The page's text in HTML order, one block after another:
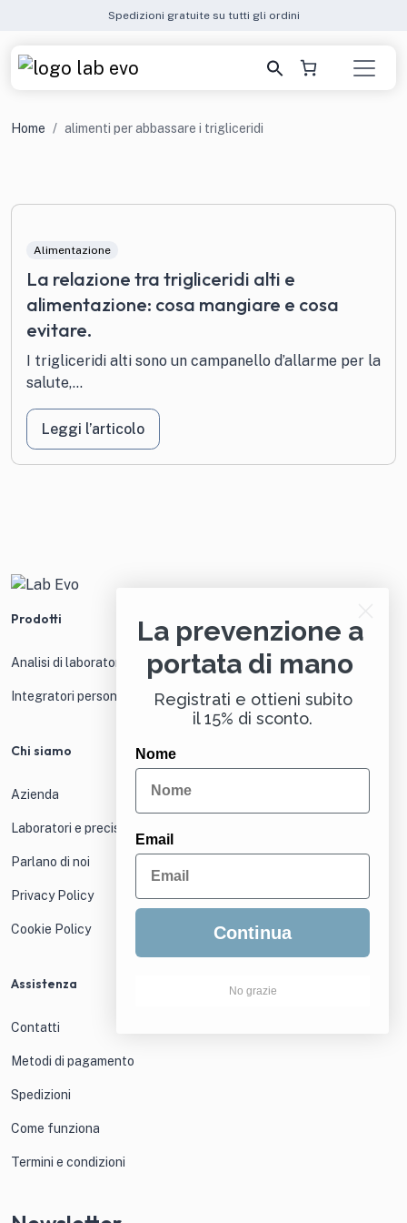
Spedizioni gratuite su tutti gli ordini
Home alimenti per abbassare i trigliceridi
Alimentazione
La relazione tra trigliceridi alti e
alimentazione: cosa mangiare e cosa
evitare.
I trigliceridi alti sono un campanello d’allarme per la
salute,...
Leggi l’articolo
Prodotti
Analisi di laboratorio
Integratori personalizzati
Chi siamo
Azienda
Laboratori e precisione
Parlano di noi
Privacy Policy
Cookie Policy
Assistenza
Contatti
Metodi di pagamento
Spedizioni
Come funziona
Termini e condizioni
La prevenzione a
portata di mano
Registrati e ottieni subito
il 15% di sconto.
Nome
Email
Continua
No grazie